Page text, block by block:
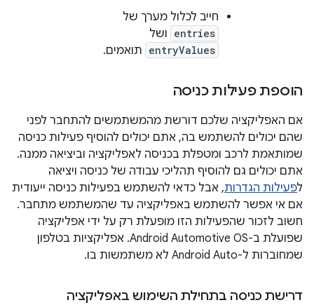
חייב לכלול מערך של
entries ושל
entryValues תואמים.
הוספת פעילות כניסה
אם האפליקציה שלכם דורשת מהמשתמשים להתחבר לפני
שהם יכולים להשתמש בה, אתם יכולים להוסיף פעילות כניסה
שמותאמת לרכב ומטפלת בכניסה לאפליקציה וביציאה ממנה.
אתם יכולים גם להוסיף תהליכי עבודה של כניסה ויציאה
לפעילות הגדרות, אבל כדאי להשתמש בפעילות כניסה ייעודית
אם אי אפשר להשתמש באפליקציה עד שהמשתמש מתחבר.
חשוב לזכור שהפעילות הזו מופעלת רק על ידי אפליקציה
שפועלת ב-Android Automotive OS. אפליקציות בטלפון
שמחוברות ל-Android Auto לא משתמשות בו.
דרישת כניסה בתחילת השימוש באפליקציה